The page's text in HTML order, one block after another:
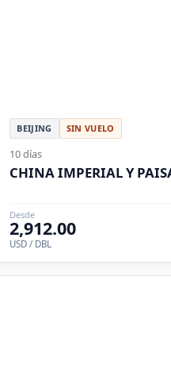
BEIJING SIN VUELO
10 días
CHINA IMPERIAL Y
Desde
2,912.00
USD / DBL